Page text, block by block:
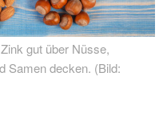
gut über Nüsse,
Samen decken. (Bild: